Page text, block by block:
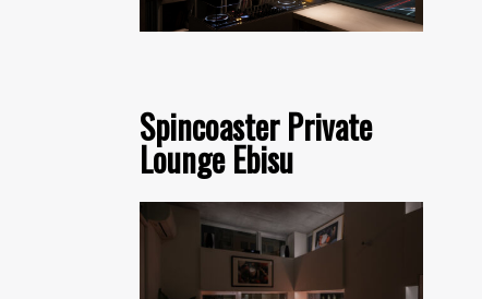
Spincoaster Private
Lounge Ebisu